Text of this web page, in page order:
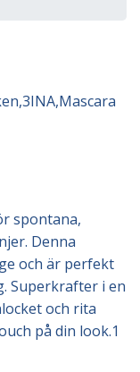
,3INA,Mascara
spontana,
Denna
och är perfekt
Superkrafter i en
och rita
på din look.1